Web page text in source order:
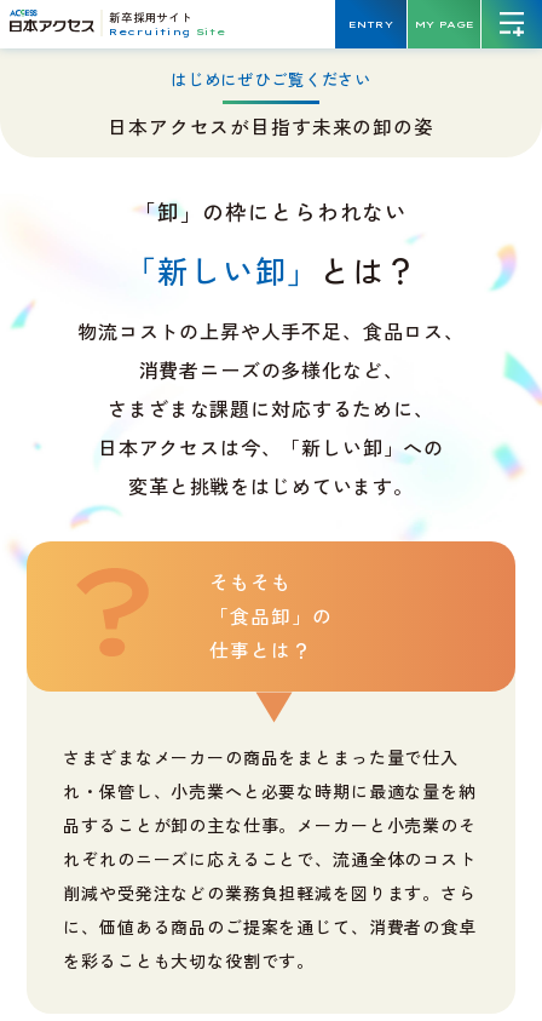
新卒採用サイト
Recruiting Site
ENTRY MY PAGE
はじめにぜひご覧ください
日本アクセスが目指す未来の卸の姿
「卸」の枠にとらわれない
「新しい卸」 とは？
物流コストの上昇や人手不足、食品ロス、
消費者ニーズの多様化など、
さまざまな課題に対応するために、
日本アクセスは今、「新しい卸」への
変革と挑戦をはじめています。
そもそも
「食品卸」の
仕事とは？
さまざまなメーカーの商品をまとまった量で仕入
れ・保管し、小売業へと必要な時期に最適な量を納
品することが卸の主な仕事。メーカーと小売業のそ
れぞれのニーズに応えることで、流通全体のコスト
削減や受発注などの業務負担軽減を図ります。さら
に、価値ある商品のご提案を通じて、消費者の食卓
を彩ることも大切な役割です。